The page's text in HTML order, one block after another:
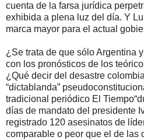
cuenta de la farsa jurídica
exhibida a plena luz del día. Y
marca mayor para el actual
¿Se trata de que sólo Argentina
con los pronósticos de los
¿Qué decir del desastre
“dictablanda”
tradicional periódico El
días de mandato del presidente
registrado 120 asesinatos de
comparable o peor que el de las